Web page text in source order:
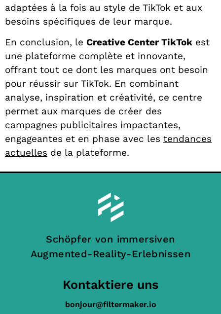
adaptées à la fois au style de TikTok et aux
besoins spécifiques de leur marque.
En conclusion, le Creative Center TikTok est
une plateforme complète et innovante,
offrant tout ce dont les marques ont besoin
pour réussir sur TikTok. En combinant
analyse, inspiration et créativité, ce centre
permet aux marques de créer des
campagnes publicitaires impactantes,
engageantes et en phase avec les tendances
actuelles de la plateforme.
Schöpfer von immersiven
Augmented-Reality-Erlebnissen
Kontaktiere uns
bonjour@filtermaker.io